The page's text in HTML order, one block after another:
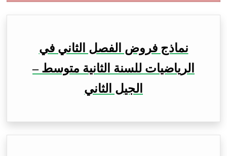
نماذج فروض الفصل الثاني في
الرياضيات للسنة الثانية متوسط –
الجيل الثاني